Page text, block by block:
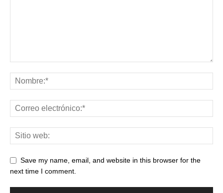
Save my name, email, and website in this browser for the
next time I comment.